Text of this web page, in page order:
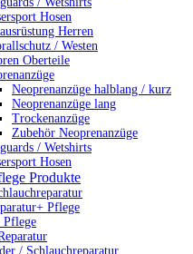
Hosen
Herren
/ Westen
Oberteile
Neoprenanzüge halblang / kurz
Neoprenanzüge lang
Trockenanzüge
Zubehör Neoprenanzüge
/ Wetshirts
Hosen
Produkte
Pflege
Pflege
/ Schlauchreparatur